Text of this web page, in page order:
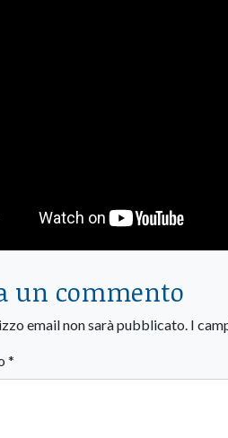
un commento
email non sarà pubblicato. I
*